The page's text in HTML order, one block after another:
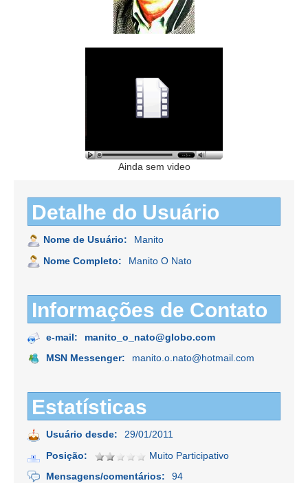
Ainda sem video
Detalhe do Usuário
Nome de Usuário:
Manito
Nome Completo:
Manito O Nato
Informações de Contato
e-mail:
manito_o_nato@globo.com
MSN Messenger:
manito.o.nato@hotmail.com
Estatísticas
Usuário desde:
29/01/2011
Posição:
Muito Participativo
Mensagens/comentários:
94